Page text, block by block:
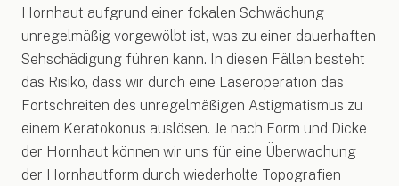
Hornhaut aufgrund einer fokalen Schwächung
unregelmäßig vorgewölbt ist, was zu einer dauerhaften
Sehschädigung führen kann. In diesen Fällen besteht
das Risiko, dass wir durch eine Laseroperation das
Fortschreiten des unregelmäßigen Astigmatismus zu
einem Keratokonus auslösen. Je nach Form und Dicke
der Hornhaut können wir uns für eine Überwachung
der Hornhautform durch wiederholte Topografien